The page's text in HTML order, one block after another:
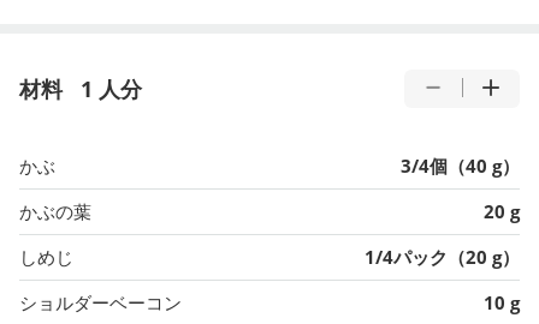
材料 1 人分
かぶ
3/4個（40 g）
かぶの葉
20 g
しめじ
1/4パック（20 g）
ショルダーベーコン
10 g